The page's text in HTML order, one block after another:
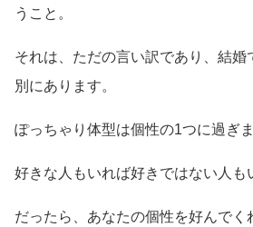
うこと。
それは、ただの言い訳であり、結婚
別にあります。
ぽっちゃり体型は個性の1つに過ぎま
好きな人もいれば好きではない人も
だったら、あなたの個性を好んでく